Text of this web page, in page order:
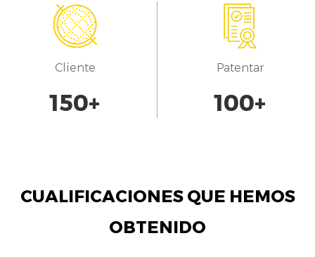
Cliente
150+
Patentar
100+
CUALIFICACIONES QUE HEMOS
OBTENIDO